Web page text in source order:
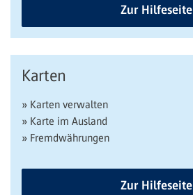
Zur Hilfeseite
Karten
» Karten verwalten
» Karte im Ausland
» Fremdwährungen
Zur Hilfeseite